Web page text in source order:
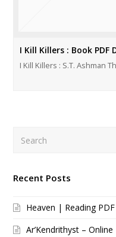
I Kill Killers : Book PDF
I Kill Killers : S.T. Ashman
Recent Posts
Heaven | Reading PDF
Ar’Kendrithyst –